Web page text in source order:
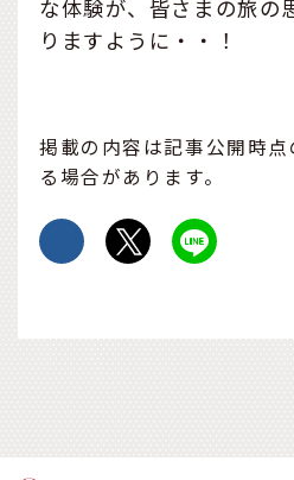
な体験が、皆さまの旅の
りますように・・！
掲載の内容は記事公開時
る場合があります。